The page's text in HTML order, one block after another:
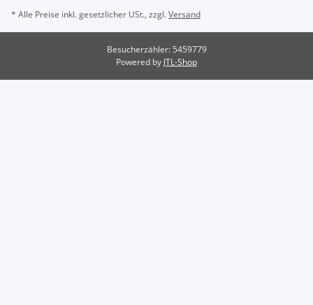
* Alle Preise inkl. gesetzlicher USt., zzgl.Versand
Besucherzähler: 5459779
Powered by JTL-Shop